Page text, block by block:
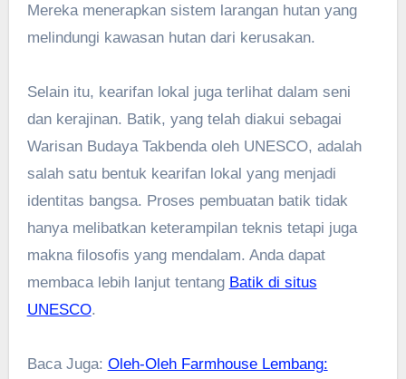
Mereka menerapkan sistem larangan hutan yang
melindungi kawasan hutan dari kerusakan.
Selain itu, kearifan lokal juga terlihat dalam seni
dan kerajinan. Batik, yang telah diakui sebagai
Warisan Budaya Takbenda oleh UNESCO, adalah
salah satu bentuk kearifan lokal yang menjadi
identitas bangsa. Proses pembuatan batik tidak
hanya melibatkan keterampilan teknis tetapi juga
makna filosofis yang mendalam. Anda dapat
membaca lebih lanjut tentang Batik di situs
UNESCO.
Baca Juga: Oleh-Oleh Farmhouse Lembang: